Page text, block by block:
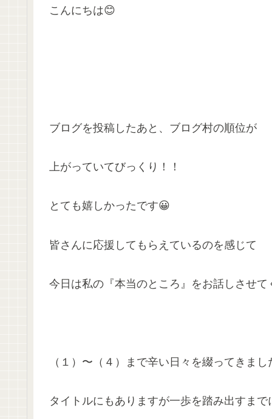
こんにちは😊
ブログを投稿したあと、ブログ村の順位が
上がっていてびっくり！！
とても嬉しかったです😀
皆さんに応援してもらえているのを感じて
今日は私の『本当のところ』をお話しさせて
（１）〜（４）まで辛い日々を綴ってきまし
タイトルにもありますが一歩を踏み出すまで